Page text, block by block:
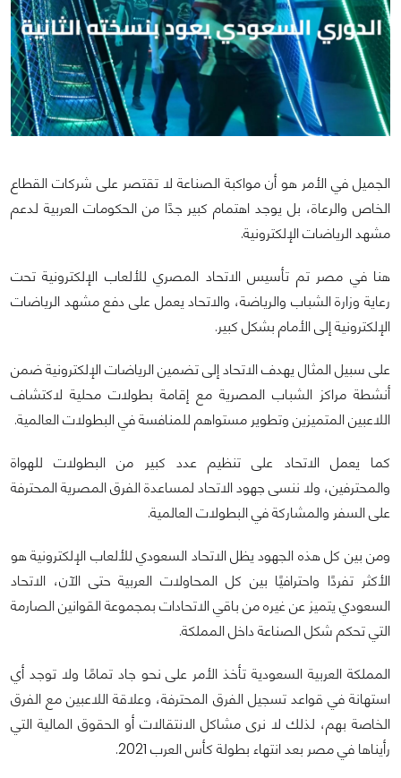
الجميل في الأمر هو أن مواكبة الصناعة لا تقتصر على شركات القطاع
الخاص والرعاة، بل يوجد اهتمام كبير جدًا من الحكومات العربية لدعم
مشهد الرياضات الإلكترونية.
هنا في مصر تم تأسيس الاتحاد المصري للألعاب الإلكترونية تحت
رعاية وزارة الشباب والرياضة، والاتحاد يعمل على دفع مشهد الرياضات
الإلكترونية إلى الأمام بشكل كبير.
على سبيل المثال يهدف الاتحاد إلى تضمين الرياضات الإلكترونية ضمن
أنشطة مراكز الشباب المصرية مع إقامة بطولات محلية لاكتشاف
اللاعبين المتميزين وتطوير مستواهم للمنافسة في البطولات العالمية.
كما يعمل الاتحاد على تنظيم عدد كبير من البطولات للهواة
والمحترفين، ولا ننسى جهود الاتحاد لمساعدة الفرق المصرية المحترفة
على السفر والمشاركة في البطولات العالمية.
ومن بين كل هذه الجهود يظل الاتحاد السعودي للألعاب الإلكترونية هو
الأكثر تفردًا واحترافيًا بين كل المحاولات العربية حتى الآن، الاتحاد
السعودي يتميز عن غيره من باقي الاتحادات بمجموعة القوانين الصارمة
التي تحكم شكل الصناعة داخل المملكة.
المملكة العربية السعودية تأخذ الأمر على نحو جاد تمامًا ولا توجد أي
استهانة في قواعد تسجيل الفرق المحترفة، وعلاقة اللاعبين مع الفرق
الخاصة بهم، لذلك لا نرى مشاكل الانتقالات أو الحقوق المالية التي
رأيناها في مصر بعد انتهاء بطولة كأس العرب 2021.